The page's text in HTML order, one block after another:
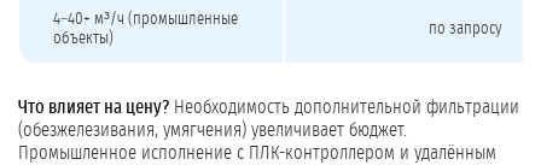
4–40+ м³/ч (промышленные
объекты)
по запросу
Что влияет на цену? Необходимость дополнительной фильтрации
(обезжелезивания, умягчения) увеличивает бюджет.
Промышленное исполнение с ПЛК-контроллером и удалённым